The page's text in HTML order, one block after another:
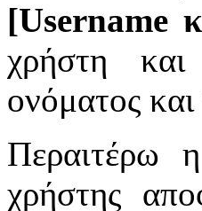
[Username
χρήστη
ονόματος
Περαιτέρω
χρήστης